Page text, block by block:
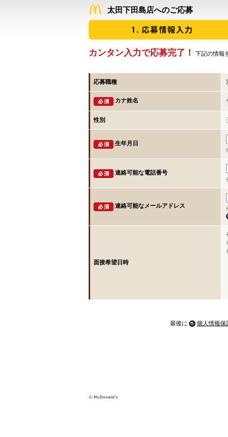
太田下田島店へのご応募
カンタン入力で応募完了！ 下記の情報
応募職種
カナ姓名
性別
生年月日
連絡可能な電話番号
連絡可能なメールアドレス
面接希望日時
最後に 個人情報保